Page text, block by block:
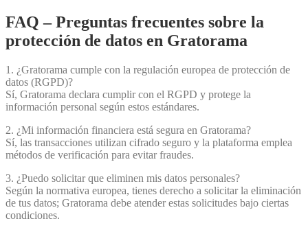
FAQ – Preguntas frecuentes sobre la
protección de datos en Gratorama
1. ¿Gratorama cumple con la regulación europea de protección de
datos (RGPD)?
Sí, Gratorama declara cumplir con el RGPD y protege la
información personal según estos estándares.
2. ¿Mi información financiera está segura en Gratorama?
Sí, las transacciones utilizan cifrado seguro y la plataforma emplea
métodos de verificación para evitar fraudes.
3. ¿Puedo solicitar que eliminen mis datos personales?
Según la normativa europea, tienes derecho a solicitar la eliminación
de tus datos; Gratorama debe atender estas solicitudes bajo ciertas
condiciones.